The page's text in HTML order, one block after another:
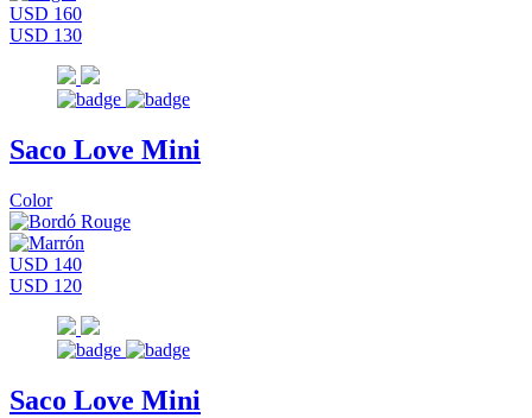
USD 160
USD 130
Saco Love Mini
Color
USD 140
USD 120
Saco Love Mini